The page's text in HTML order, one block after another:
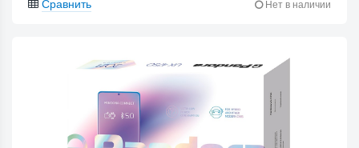
Нет в наличии